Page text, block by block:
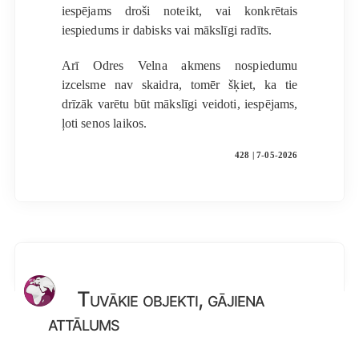
iespējams droši noteikt, vai konkrētais
iespiedums ir dabisks vai mākslīgi radīts.
Arī Odres Velna akmens nospiedumu
izcelsme nav skaidra, tomēr šķiet, ka tie
drīzāk varētu būt mākslīgi veidoti, iespējams,
ļoti senos laikos.
428 | 7-05-2026
Tuvākie objekti, gājiena
attālums